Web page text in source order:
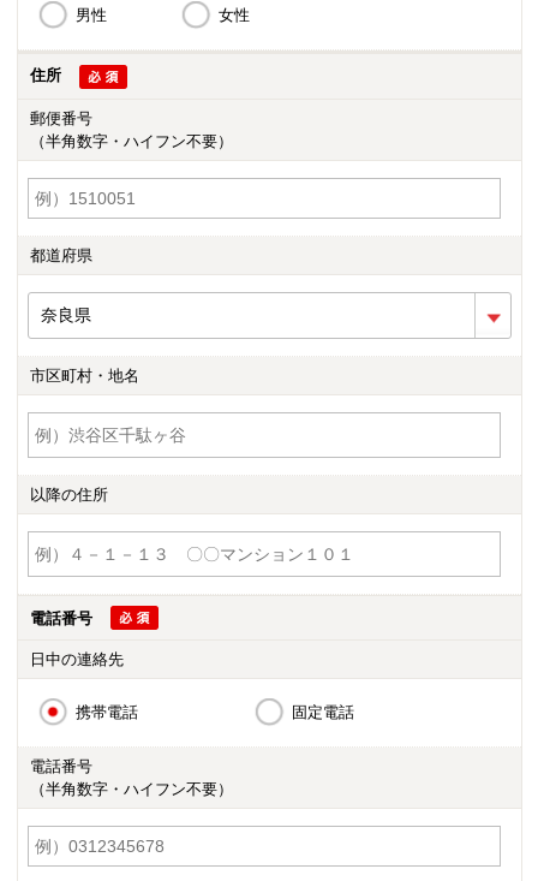
男性 女性
住所
郵便番号
（半角数字・ハイフン不要）
都道府県
市区町村・地名
以降の住所
電話番号
日中の連絡先
携帯電話 固定電話
電話番号
（半角数字・ハイフン不要）